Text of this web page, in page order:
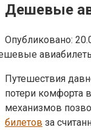
Дешевые
Опубликовано:
Путешествия
потери комфорта
механизмов
билетов за